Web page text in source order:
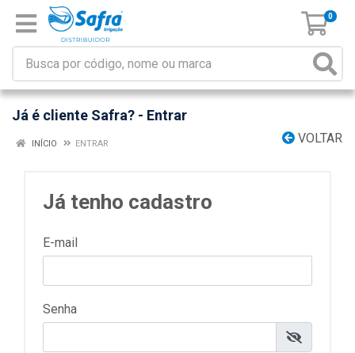
0
Já é cliente Safra? - Entrar
VOLTAR
INÍCIO ENTRAR
Já tenho cadastro
E-mail
Senha